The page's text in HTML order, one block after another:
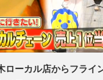
ローカル店からフライ